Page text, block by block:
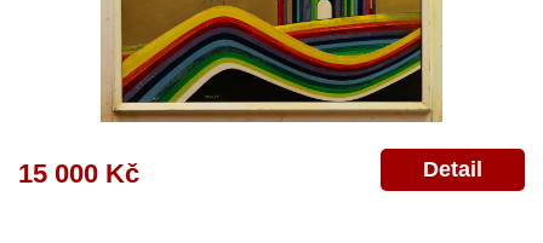
15 000 Kč Detail